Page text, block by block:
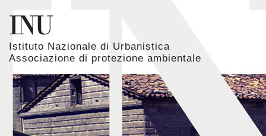
Istituto Nazionale di Urbanistica
Associazione di protezione ambientale